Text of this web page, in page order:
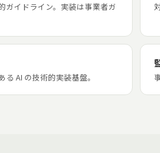
ガイドライン。実装は事業者ガ
AI の技術的実装基盤。